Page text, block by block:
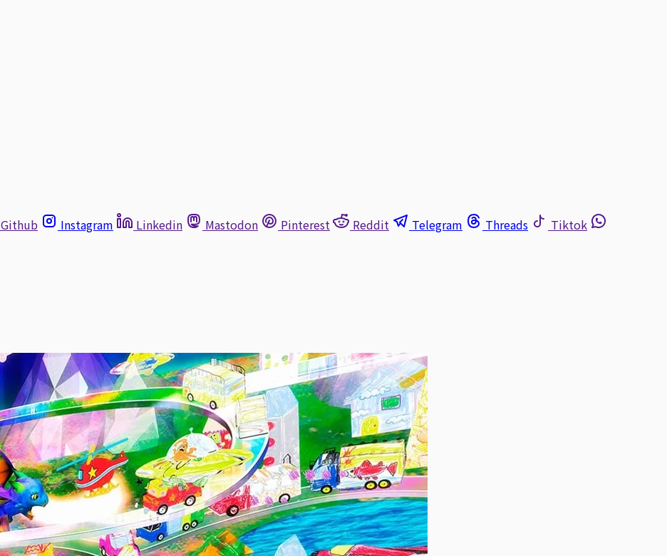
Github Instagram Linkedin Mastodon Pinterest Reddit Telegram Threads
Tiktok